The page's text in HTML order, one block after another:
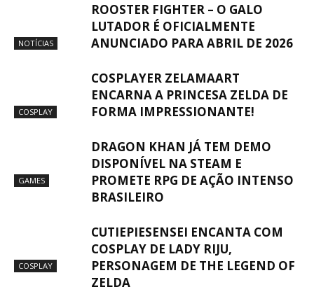
NOTÍCIAS
ROOSTER FIGHTER – O GALO
LUTADOR É OFICIALMENTE
ANUNCIADO PARA ABRIL DE 2026
COSPLAY
COSPLAYER ZELAMAART
ENCARNA A PRINCESA ZELDA DE
FORMA IMPRESSIONANTE!
GAMES
DRAGON KHAN JÁ TEM DEMO
DISPONÍVEL NA STEAM E
PROMETE RPG DE AÇÃO INTENSO
BRASILEIRO
COSPLAY
CUTIEPIESENSEI ENCANTA COM
COSPLAY DE LADY RIJU,
PERSONAGEM DE THE LEGEND OF
ZELDA